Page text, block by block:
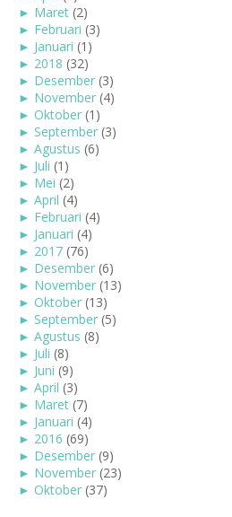
► Maret (2)
► Februari (3)
► Januari (1)
► 2018 (32)
► Desember (3)
► November (4)
► Oktober (1)
► September (3)
► Agustus (6)
► Juli (1)
► Mei (2)
► April (4)
► Februari (4)
► Januari (4)
► 2017 (76)
► Desember (6)
► November (13)
► Oktober (13)
► September (5)
► Agustus (8)
► Juli (8)
► Juni (9)
► April (3)
► Maret (7)
► Januari (4)
► 2016 (69)
► Desember (9)
► November (23)
► Oktober (37)